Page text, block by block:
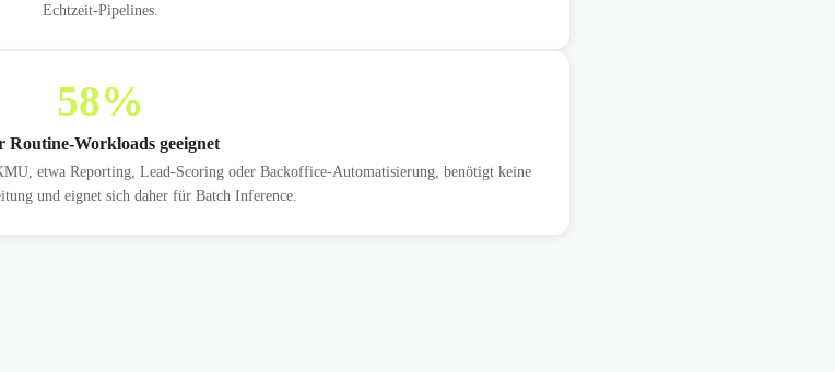
Echtzeit-Pipelines.
58%
Routine-Workloads geeignet
etwa Reporting, Lead-Scoring oder Backoffice-Automatisierung, benötigt keine
und eignet sich daher für Batch Inference.